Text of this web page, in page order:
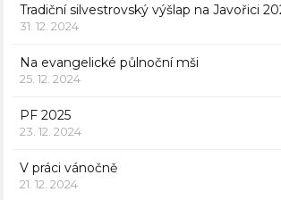
Tradiční silvestrovský výšlap na Javořici
31. 12. 2024
Na evangelické půlnoční mši
25. 12. 2024
PF 2025
23. 12. 2024
V práci vánočně
21. 12. 2024